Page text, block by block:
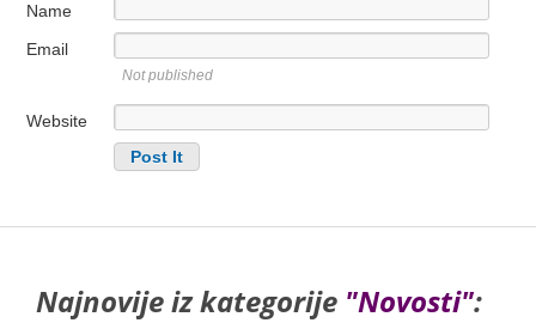
Name
Email
Not published
Website
Najnovije iz kategorije "Novosti":